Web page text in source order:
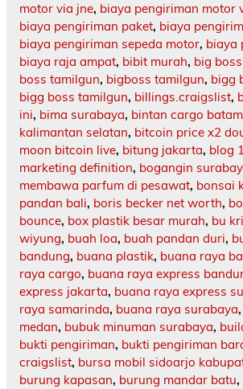
motor via jne, biaya pengiriman motor
biaya pengiriman paket, biaya
biaya pengiriman sepeda motor, biaya
biaya raja ampat, bibit murah, big
boss tamilgun, bigboss tamilgun, bigg
bigg boss tamilgun, billings.craigslist,
ini, bima surabaya, bintan cargo batam
kalimantan selatan, bitcoin price x2
moon bitcoin live, bitung jakarta, blog
marketing definition, bogangin
membawa parfum di pesawat, bonsai
pandan bali, boris becker net worth,
bounce, box plastik besar murah, bu
wiyung, buah loa, buah pandan duri,
bandung, buana plastik, buana raya
raya cargo, buana raya express
express jakarta, buana raya express
raya samarinda, buana raya surabaya,
medan, bubuk minuman surabaya,
bukti pengiriman, bukti pengiriman
craigslist, bursa mobil sidoarjo
burung kapasan, burung mandar batu,